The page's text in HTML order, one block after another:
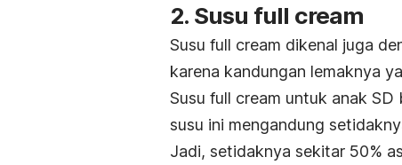
2. Susu full cream
Susu full cream dikenal juga
karena kandungan lemaknya
Susu full cream untuk anak SD
susu ini mengandung
Jadi, setidaknya sekitar 50%